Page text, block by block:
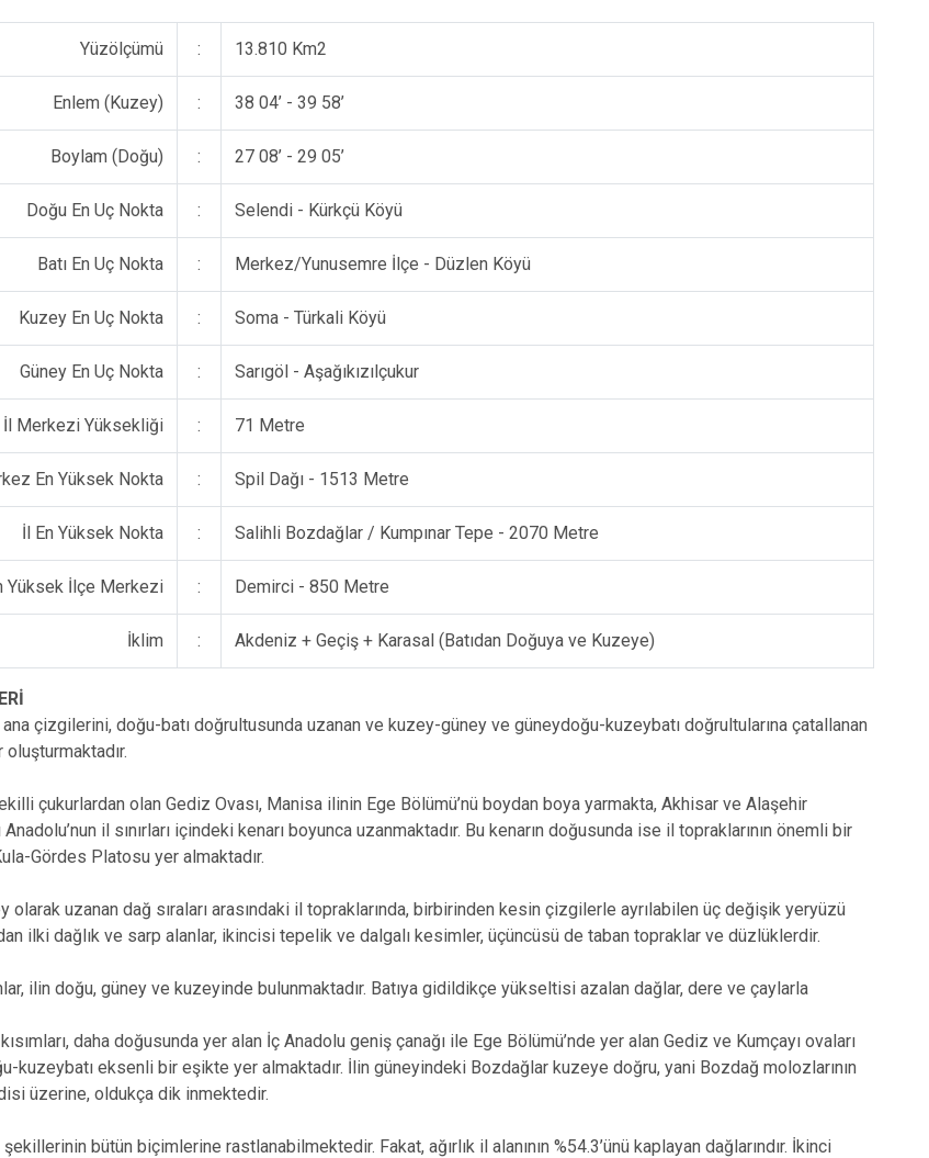
Yüzölçümü : 13.810 Km2
Enlem (Kuzey) : 38 04’ - 39 58’
Boylam (Doğu) : 27 08’ - 29 05’
Doğu En Uç Nokta : Selendi - Kürkçü Köyü
Batı En Uç Nokta : Merkez/Yunusemre İlçe - Düzlen Köyü
Kuzey En Uç Nokta : Soma - Türkali Köyü
Güney En Uç Nokta : Sarıgöl - Aşağıkızılçukur
İl Merkezi Yüksekliği : 71 Metre
En Yüksek Nokta : Spil Dağı - 1513 Metre
İl En Yüksek Nokta : Salihli Bozdağlar / Kumpınar Tepe - 2070 Metre
Yüksek İlçe Merkezi : Demirci - 850 Metre
İklim : Akdeniz + Geçiş + Karasal (Batıdan Doğuya ve Kuzeye)
ana çizgilerini, doğu-batı doğrultusunda uzanan ve kuzey-güney ve güneydoğu-kuzeybatı doğrultularına çatallanan
çukurlardan olan Gediz Ovası, Manisa ilinin Ege Bölümü’nü boydan boya yarmakta, Akhisar ve Alaşehir
Anadolu’nun il sınırları içindeki kenarı boyunca uzanmaktadır. Bu kenarın doğusunda ise il topraklarının önemli bir
Gördes Platosu yer almaktadır.
olarak uzanan dağ sıraları arasındaki il topraklarında, birbirinden kesin çizgilerle ayrılabilen üç değişik yeryüzü
ilki dağlık ve sarp alanlar, ikincisi tepelik ve dalgalı kesimler, üçüncüsü de taban topraklar ve düzlüklerdir.
ilin doğu, güney ve kuzeyinde bulunmaktadır. Batıya gidildikçe yükseltisi azalan dağlar, dere ve çaylarla
daha doğusunda yer alan İç Anadolu geniş çanağı ile Ege Bölümü’nde yer alan Gediz ve Kumçayı ovaları
kuzeybatı eksenli bir eşikte yer almaktadır. İlin güneyindeki Bozdağlar kuzeye doğru, yani Bozdağ molozlarının
üzerine, oldukça dik inmektedir.
bütün biçimlerine rastlanabilmektedir. Fakat, ağırlık il alanının %54.3’ünü kaplayan dağlarındır. İkinci